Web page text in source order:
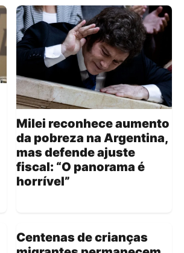
Milei reconhece aumento
da pobreza na Argentina,
mas defende ajuste
fiscal: “O panorama é
horrível”
Centenas de crianças